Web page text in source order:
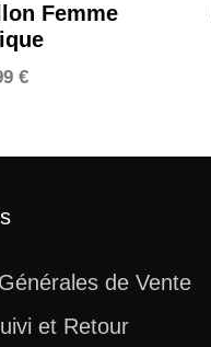
Femme
€
de Vente
et Retour